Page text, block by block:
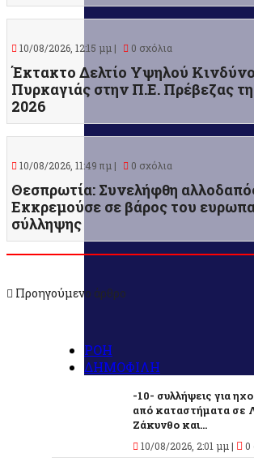
10/08/2026, 12:15 μμ | 0 σχόλια
Έκτακτο Δελτίο Υψηλού
Πυρκαγιάς στην Π.Ε. Πρέβεζας
2026
10/08/2026, 11:49 πμ | 0 σχόλια
Θεσπρωτία: Συνελήφθη
Εκκρεμούσε σε βάρος του
σύλληψης
Προηγούμενο άρθρο
ΡΟΗ
ΔΗΜΟΦΙΛΗ
-10- συλλήψεις για
από καταστήματα σε
Ζάκυνθο και...
10/08/2026, 2:01 μμ | 0